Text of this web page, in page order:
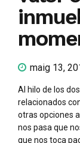
maig 13,
Al hilo de los
relacionados
otras opciones
nos pasa que
que nos toca